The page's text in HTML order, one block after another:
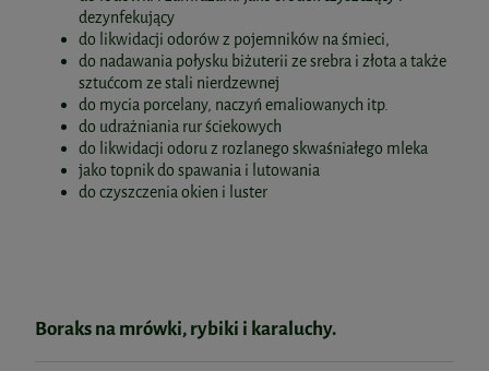
dezynfekujący
do likwidacji odorów z pojemników na śmieci,
do nadawania połysku biżuterii ze srebra i złota a także
sztućcom ze stali nierdzewnej
do mycia porcelany, naczyń emaliowanych itp.
do udrażniania rur ściekowych
do likwidacji odoru z rozlanego skwaśniałego mleka
jako topnik do spawania i lutowania
do czyszczenia okien i luster
Boraks na mrówki, rybiki i karaluchy.